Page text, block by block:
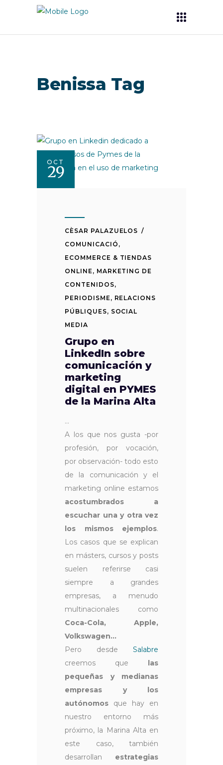
Benissa Tag
OCT
29
CÈSAR PALAZUELOS
COMUNICACIÓ ,
ECOMMERCE & TIENDAS
ONLINE, MARKETING DE
CONTENIDOS,
PERIODISME, RELACIONS
PÚBLIQUES, SOCIAL
MEDIA
Grupo en
LinkedIn sobre
comunicación y
marketing
digital en PYMES
de la Marina Alta
A los que nos gusta -por
profesión, por vocación,
por observación- todo esto
de la comunicación y el
marketing online estamos
acostumbrados a
escuchar una y otra vez
los mismos ejemplos.
Los casos que se explican
en másters, cursos y posts
suelen referirse casi
siempre a grandes
empresas, a menudo
multinacionales como
Coca-Cola, Apple,
Volkswagen...
Pero desde Salabre
creemos que las
pequeñas y medianas
empresas y los
autónomos que hay en
nuestro entorno más
próximo, la Marina Alta en
este caso, también
desarrollan estrategias